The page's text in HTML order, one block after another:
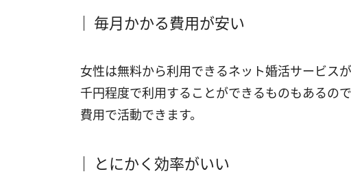
毎月かかる費用が安い
女性は無料から利用できるネット婚活サービス
千円程度で利用することができるものもあるの
費用で活動できます。
とにかく効率がいい